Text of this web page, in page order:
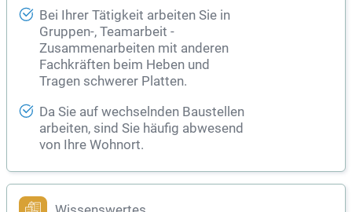
Bei Ihrer Tätigkeit arbeiten Sie in
Gruppen-, Teamarbeit -
Zusammenarbeiten mit anderen
Fachkräften beim Heben und
Tragen schwerer Platten.
Da Sie auf wechselnden Baustellen
arbeiten, sind Sie häufig abwesend
von Ihre Wohnort.